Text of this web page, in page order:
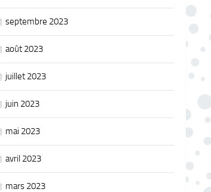
septembre 2023
août 2023
juillet 2023
juin 2023
mai 2023
avril 2023
mars 2023